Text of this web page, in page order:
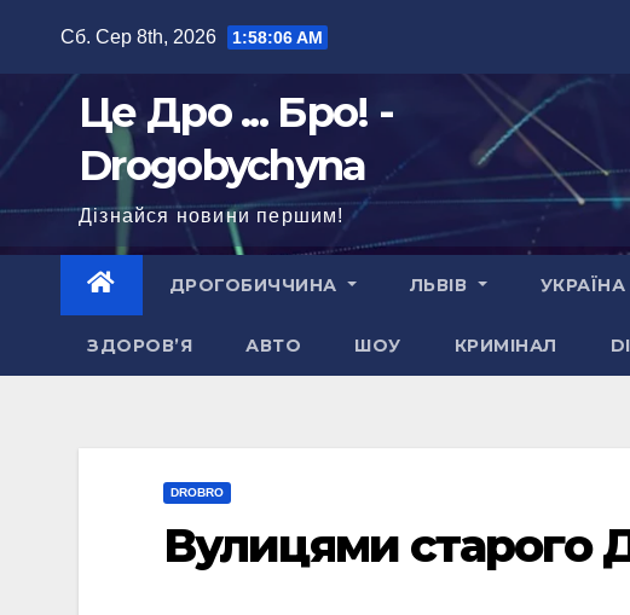
Сб. Сер 8th, 2026 1:58:08 AM
Це Дро ... Бро! -
Drogobychyna
Дізнайся новини першим!
ДРОГОБИЧЧИНА ЛЬВІВ УКРАЇНА
ЗДОРОВ’Я АВТО ШОУ КРИМІНАЛ
DROBRO
Вулицями старого